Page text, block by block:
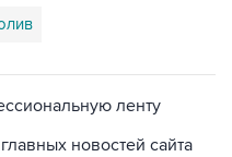
ленту
новостей сайта